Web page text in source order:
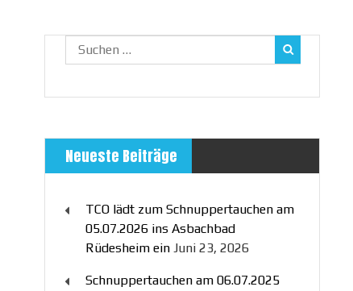
Suchen
nach:
Neueste Beiträge
TCO lädt zum Schnuppertauchen am
05.07.2026 ins Asbachbad
Rüdesheim ein Juni 23, 2026
Schnuppertauchen am 06.07.2025